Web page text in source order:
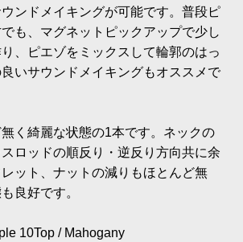
ンドメイキングが可能です。普段ピ
も、マグネットピックアップで少し
、ピエゾをミックスして輪郭のはっ
いサウンドメイキングもオススメで
く綺麗な状態の1本です。ネックの
ロッドの順反り・逆反り方向共に余
ット、ナットの減りもほとんど無
良好です。
10Top / Mahogany